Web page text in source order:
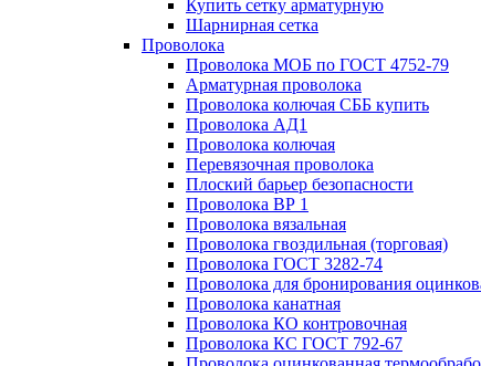
Купить сетку арматурную
Шарнирная сетка
Проволока
Проволока МОБ по ГОСТ 4752-79
Арматурная проволока
Проволока колючая СББ купить
Проволока АД1
Проволока колючая
Перевязочная проволока
Плоский барьер безопасности
Проволока ВР 1
Проволока вязальная
Проволока гвоздильная (торговая)
Проволока ГОСТ 3282-74
Проволока для бронирования
Проволока канатная
Проволока КО контровочная
Проволока КС ГОСТ 792-67